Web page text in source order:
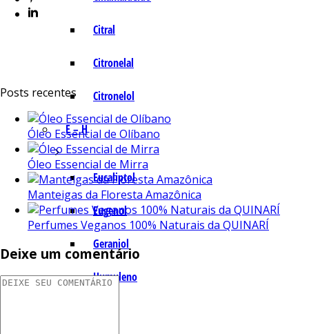
Citral
Citronelal
Citronelol
E – H
Eucaliptol
Eugenol
Geraniol
Humuleno
Posts recentes
Óleo Essencial de Olíbano
Óleo Essencial de Mirra
Manteigas da Floresta Amazônica
Perfumes Veganos 100% Naturais da QUINARÍ
Deixe um comentário